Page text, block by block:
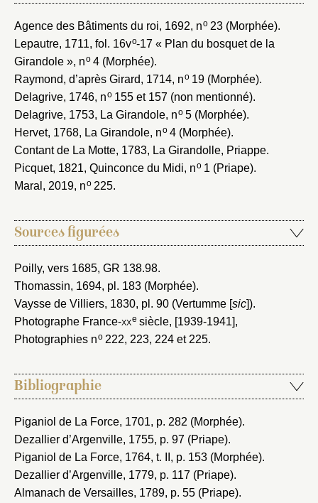
Agence des Bâtiments du roi, 1692, no23 (Morphée).
Lepautre, 1711, fol. 16vo-17 « Plan du bosquet de la
Girandole », no4 (Morphée).
Raymond, d’après Girard, 1714, no19 (Morphée).
Delagrive, 1746, no155 et 157 (non mentionné).
Delagrive, 1753, La Girandole, no5 (Morphée).
Hervet, 1768, La Girandole, no4 (Morphée).
Contant de La Motte, 1783, La Girandolle, Priappe.
Picquet, 1821, Quinconce du Midi, no1 (Priape).
Maral, 2019, no225.
Sources figurées
Poilly, vers 1685, GR 138.98.
Thomassin, 1694, pl. 183 (Morphée).
Vaysse de Villiers, 1830, pl. 90 (Vertumme [sic]).
Photographe France-xxe siècle, [1939-1941],
Photographies no222, 223, 224 et 225.
Bibliographie
Piganiol de La Force, 1701, p. 282 (Morphée).
Dezallier d’Argenville, 1755, p. 97 (Priape).
Piganiol de La Force, 1764, t. II, p. 153 (Morphée).
Dezallier d’Argenville, 1779, p. 117 (Priape).
Almanach de Versailles, 1789, p. 55 (Priape).